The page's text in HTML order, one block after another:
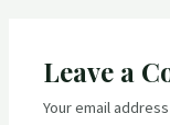
Leave a
Your email